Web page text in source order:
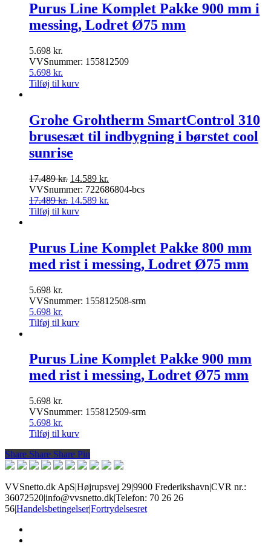
Purus Line Komplet Pakke 900 mm i
messing, Lodret Ø75 mm
5.698 kr.
VVSnummer: 155812509
5.698 kr.
Tilføj til kurv
Grohe Grohtherm SmartControl 310
brusesæt til indbygning i børstet cool
sunrise
17.489kr. Den
oprindelige
pris
var:
14.589 kr.
aktuelle
VVSnummer: 722686804-bcs
17.489kr. Den
oprindelige
17.489 kr..
14.589 kr.
14.589 kr..
Tilføj til kurv
Purus Line Komplet Pakke 800 mm
med rist i messing, Lodret Ø75 mm
5.698 kr.
VVSnummer: 155812508-srm
5.698 kr.
Tilføj til kurv
Purus Line Komplet Pakke 900 mm
med rist i messing, Lodret Ø75 mm
5.698 kr.
VVSnummer: 155812509-srm
5.698 kr.
Tilføj til kurv
Share
Share Share Share Pin
VVSnetto.dk ApS|Højrupsvej 29|9900 Frederikshavn|CVR nr.:
36072520|info@vvsnetto.dk|Telefon: 70 26 26
56|Handelsbetingelser|Fortrydelsesret